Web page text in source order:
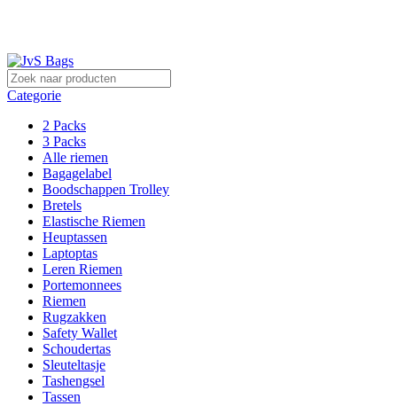
Categorie
2 Packs
3 Packs
Alle riemen
Bagagelabel
Boodschappen Trolley
Bretels
Elastische Riemen
Heuptassen
Laptoptas
Leren Riemen
Portemonnees
Riemen
Rugzakken
Safety Wallet
Schoudertas
Sleuteltasje
Tashengsel
Tassen